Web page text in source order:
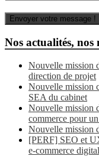
Nos actualités, nos
Nouvelle mission
direction de projet
Nouvelle mission
SEA du cabinet
Nouvelle mission
commerce pour
Nouvelle mission
[PERF] SEO et
e-commerce